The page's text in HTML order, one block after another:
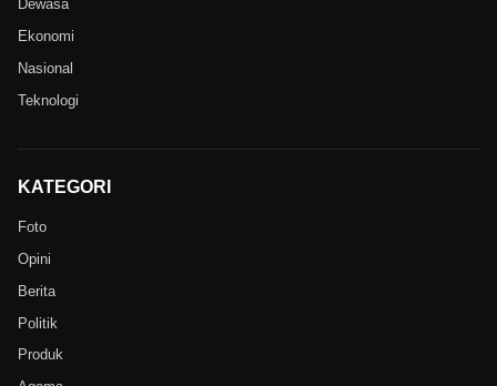
Dewasa
Ekonomi
Nasional
Teknologi
KATEGORI
Foto
Opini
Berita
Politik
Produk